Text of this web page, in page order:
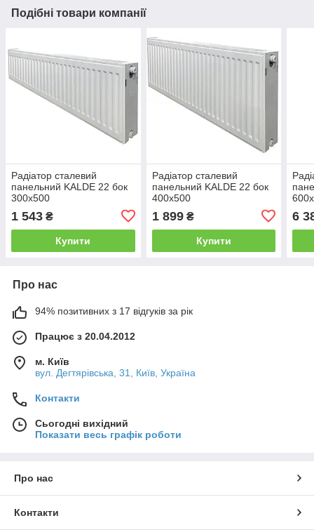
Подібні товари компанії
Радіатор сталевий
панельний KALDE 22 бок
300x500
1 543 ₴
Купити
Радіатор сталевий
панельний KALDE 22 бок
400x500
1 899₴
Купити
6
Про нас
94% позитивних з 17 відгуків за рік
Працює з 20.04.2012
м. Київ
вул. Дегтярівська, 31, Київ, Україна
Контакти
Сьогодні вихідний
Показати весь графік роботи
Про нас
Контакти